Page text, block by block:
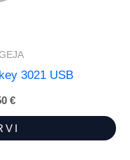
3021 USB
€.
€Praegune
hind
on:
11,50 €.